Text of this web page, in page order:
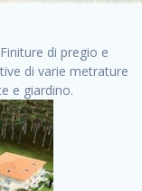
di pregio e
di varie metrature
e giardino.